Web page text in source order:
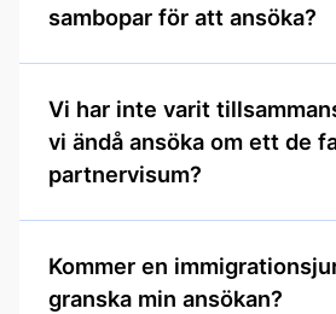
sambopar för att ansöka?
Vi har inte varit
vi ändå ansöka om ett de
partnervisum?
Kommer en
granska min ansökan?